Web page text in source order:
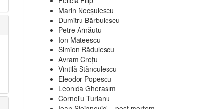
Marin Necşulescu
Dumitru Bărbulescu
Petre Arnăutu
Ion Mateescu
Simion Rădulescu
Avram Creţu
Vintilă Stănculescu
Eleodor Popescu
Leonida Gherasim
Corneliu Turianu